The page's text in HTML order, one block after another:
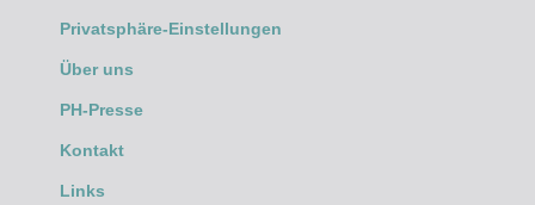
Privatsphäre-Einstellungen
Über uns
PH-Presse
Kontakt
Links